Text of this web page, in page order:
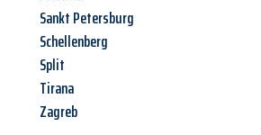
Sankt Petersburg
Schellenberg
Split
Tirana
Zagreb